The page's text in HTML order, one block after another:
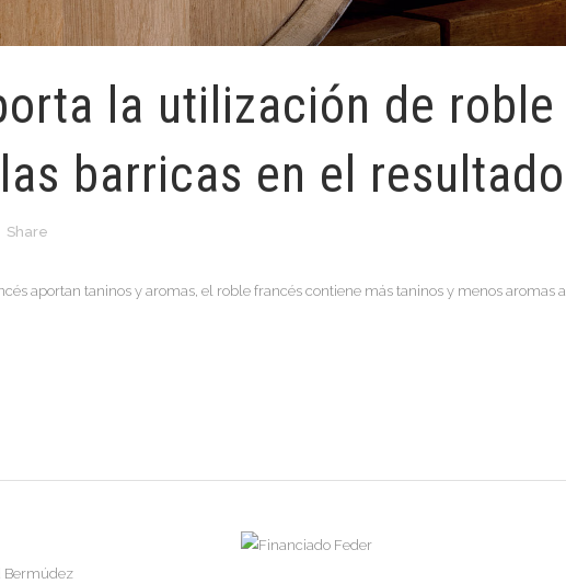
la utilización de
barricas en el
Share
aportan taninos y aromas, el roble francés contiene más taninos y menos aromas
Bermúdez